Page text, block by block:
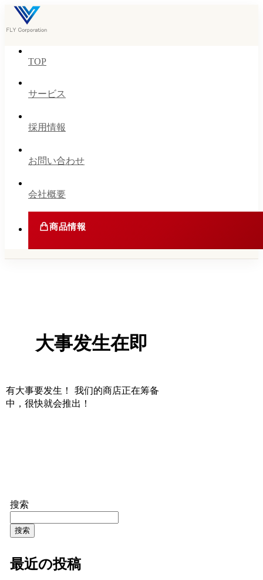
TOP
サービス
採用情報
お問い合わせ
会社概要
商品情報
大事发生在即
有大事要发生！ 我们的商店正在筹备
中，很快就会推出！
搜索
搜索
最近の投稿